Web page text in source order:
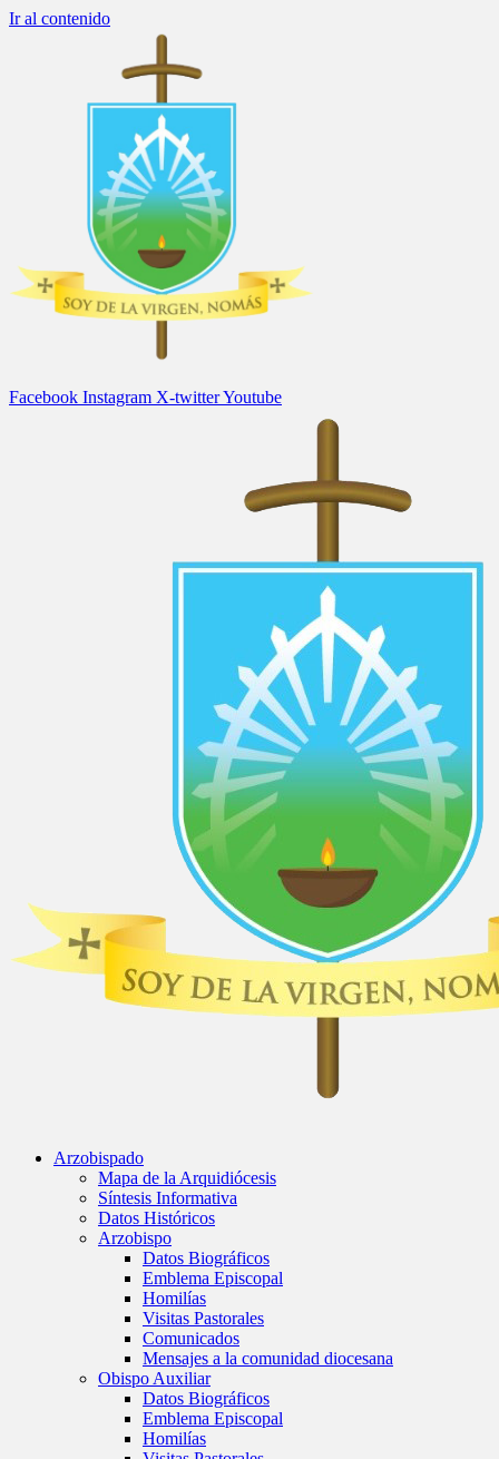
Ir al contenido
Facebook Instagram X-twitterYoutube
Arzobispado
Mapa de la Arquidiócesis
Síntesis Informativa
Datos Históricos
Arzobispo
Datos Biográficos
Emblema Episcopal
Homilías
Visitas Pastorales
Comunicados
Mensajes a la comunidad diocesana
Obispo Auxiliar
Datos Biográficos
Emblema Episcopal
Homilías